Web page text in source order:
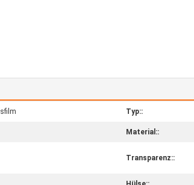
Typ::
Material::
Transparenz::